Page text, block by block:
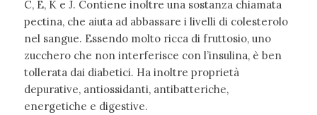
C, E, K e J. Contiene inoltre una sostanza chiamata
pectina, che aiuta ad abbassare i livelli di colesterolo
nel sangue. Essendo molto ricca di fruttosio, uno
zucchero che non interferisce con l’insulina, è ben
tollerata dai diabetici. Ha inoltre proprietà
depurative, antiossidanti, antibatteriche,
energetiche e digestive.